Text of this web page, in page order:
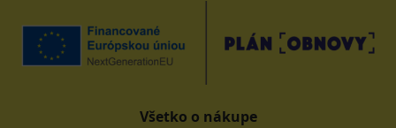
Všetko o nákupe